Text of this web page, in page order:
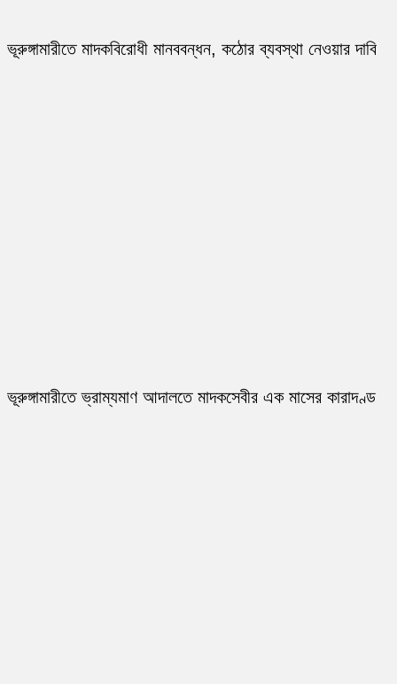
ভূরুঙ্গামারীতে মাদকবিরোধী মানববন্ধন, কঠোর ব্যবস্থা নেওয়ার দাবি
ভূরুঙ্গামারীতে ভ্রাম্যমাণ আদালতে মাদকসেবীর এক মাসের কারাদণ্ড